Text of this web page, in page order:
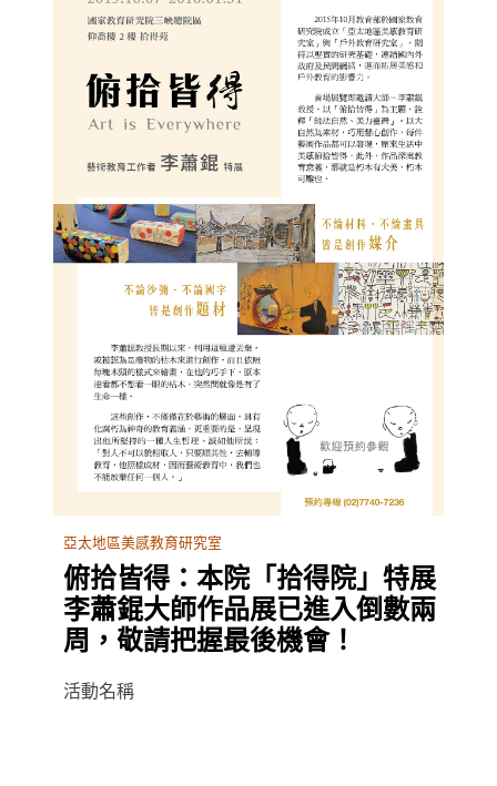
亞太地區美感教育研究室
俯拾皆得：本院「拾得院」特展
李蕭錕大師作品展已進入倒數兩
周，敬請把握最後機會！
活動名稱